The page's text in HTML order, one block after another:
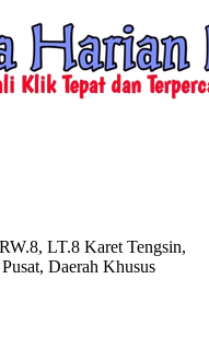
LT.8 Karet Tengsin,
Daerah Khusus